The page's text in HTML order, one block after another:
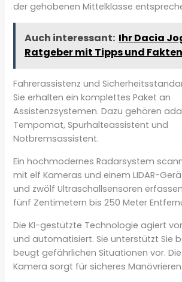
der gehobenen Mittelklasse
Auch interessant: Ihr Dacia
Ratgeber mit Tipps und Fakten
Fahrerassistenz und
Sie erhalten ein komplettes Paket an
Assistenzsystemen. Dazu gehören
Tempomat, Spurhalteassistent und
Notbremsassistent.
Ein hochmodernes Radarsystem
mit elf Kameras und einem LIDAR-
und zwölf Ultraschallsensoren
fünf Zentimetern bis 250 Meter
Die KI-gestützte Technologie agiert
und automatisiert. Sie unterstützt Sie
beugt gefährlichen Situationen vor.
Kamera sorgt für sicheres Manövrieren.